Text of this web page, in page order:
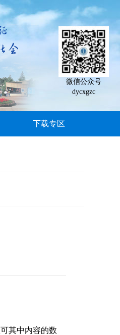
微信公众号
dycxgzc
下载专区
其中内容的数